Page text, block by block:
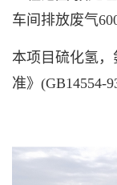
车间排放废气
本项目硫化氢
准》(GB14554-